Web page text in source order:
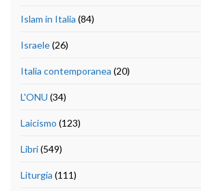
Islam in Italia (84)
Israele(26)
Italia contemporanea (20)
L'ONU (34)
Laicismo (123)
Libri(549)
Liturgia (111)